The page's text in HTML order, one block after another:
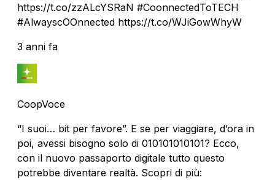
https://t.co/zzALcYSRaN #CoonnectedToTECH
#AlwayscOOnnected https://t.co/WJiGowWhyW
3 anni fa
CoopVoce
“I suoi… bit per favore”. E se per viaggiare, d’ora in
poi, avessi bisogno solo di 010101010101? Ecco,
con il nuovo passaporto digitale tutto questo
potrebbe diventare realtà. Scopri di più: